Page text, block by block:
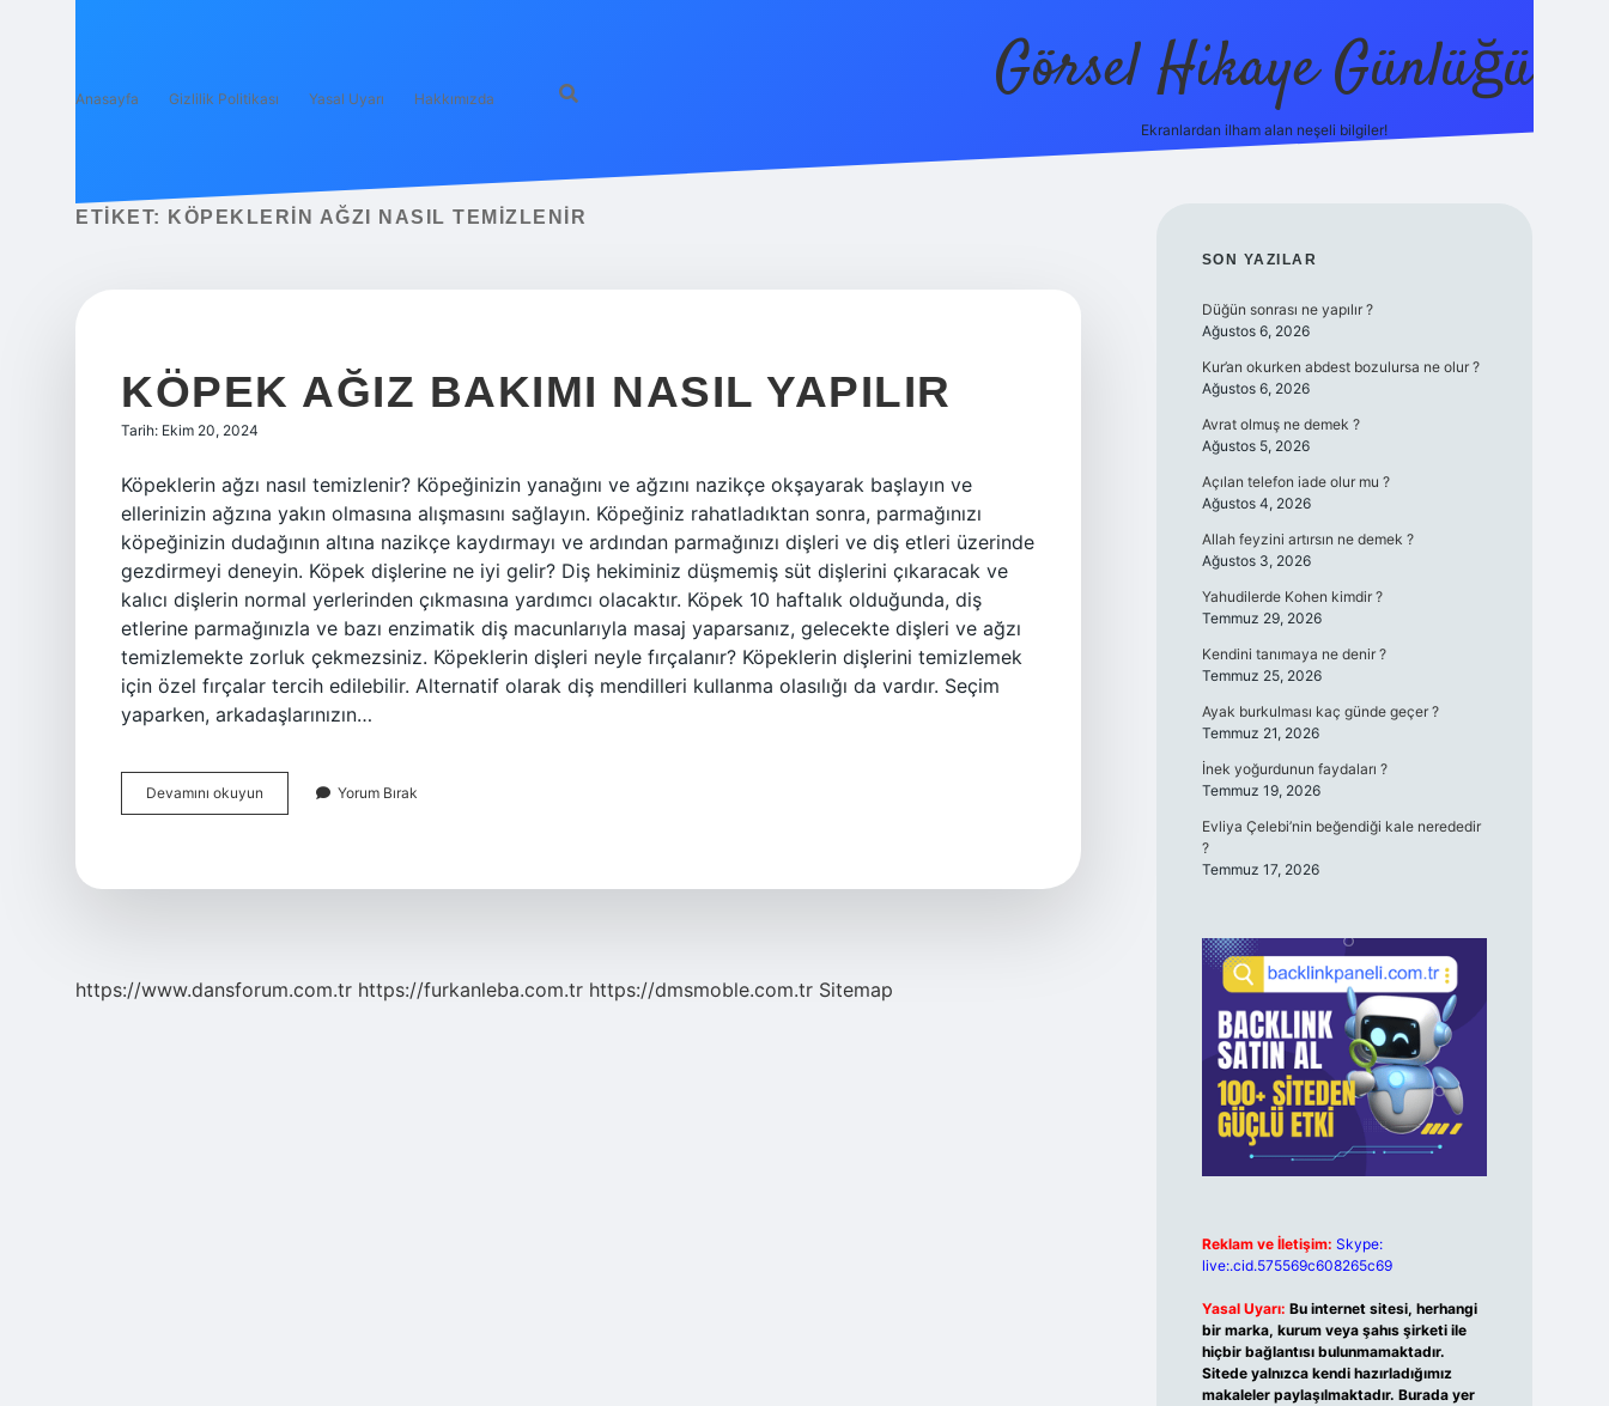
Anasayfa Gizlilik Politikası Yasal Uyarı Hakkımızda Görsel Hikaye Günlüğü
Ekranlardan ilham alan neşeli bilgiler!
ETIKET: KÖPEKLERIN AĞZI NASIL TEMIZLENIR
KÖPEK AĞIZ BAKIMI NASIL YAPILIR
Tarih: Ekim 20, 2024
Köpeklerin ağzı nasıl temizlenir? Köpeğinizin yanağını ve ağzını nazikçe okşayarak başlayın ve
ellerinizin ağzına yakın olmasına alışmasını sağlayın. Köpeğiniz rahatladıktan sonra, parmağınızı
köpeğinizin dudağının altına nazikçe kaydırmayı ve ardından parmağınızı dişleri ve diş etleri üzerinde
gezdirmeyi deneyin. Köpek dişlerine ne iyi gelir? Diş hekiminiz düşmemiş süt dişlerini çıkaracak ve
kalıcı dişlerin normal yerlerinden çıkmasına yardımcı olacaktır. Köpek 10 haftalık olduğunda, diş
etlerine parmağınızla ve bazı enzimatik diş macunlarıyla masaj yaparsanız, gelecekte dişleri ve ağzı
temizlemekte zorluk çekmezsiniz. Köpeklerin dişleri neyle fırçalanır? Köpeklerin dişlerini temizlemek
için özel fırçalar tercih edilebilir. Alternatif olarak diş mendilleri kullanma olasılığı da vardır. Seçim
yaparken, arkadaşlarınızın…
Devamını okuyun
Ağız
Yorum Bırak
https://www.dansforum.com.tr https://furkanleba.com.tr https://dmsmoble.com.tr Sitemap
SIDEBAR
SON YAZILAR
Düğün sonrası ne yapılır ?
Ağustos 6, 2026
Kur’an okurken abdest bozulursa ne olur ?
Ağustos 6, 2026
Avrat olmuş ne demek ?
Ağustos 5, 2026
Açılan telefon iade olur mu ?
Ağustos 4, 2026
Allah feyzini artırsın ne demek ?
Ağustos 3, 2026
Yahudilerde Kohen kimdir ?
Temmuz 29, 2026
Kendini tanımaya ne denir ?
Temmuz 25, 2026
Ayak burkulması kaç günde geçer ?
Temmuz 21, 2026
İnek yoğurdunun faydaları ?
Temmuz 19, 2026
Evliya Çelebi’nin beğendiği kale nerededir
?
Temmuz 17, 2026
Reklam ve İletişim: Skype:
live:.cid.575569c608265c69
Yasal Uyarı: Bu internet sitesi, herhangi
bir marka, kurum veya şahıs şirketi ile
hiçbir bağlantısı bulunmamaktadır.
Sitede yalnızca kendi hazırladığımız
makaleler paylaşılmaktadır. Burada yer